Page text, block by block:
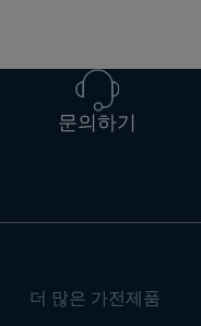
문의하기
더 많은 가전제품